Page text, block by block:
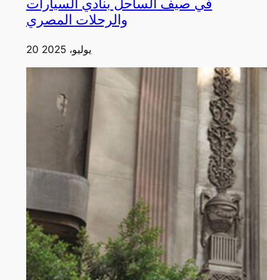
في صيف الساحل بنادي السيارات
والرحلات المصري
20 يوليو، 2025